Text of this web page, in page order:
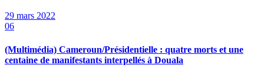
29 mars 2022
06
(Multimédia) Cameroun/Présidentielle : quatre morts et une
centaine de manifestants interpellés à Douala